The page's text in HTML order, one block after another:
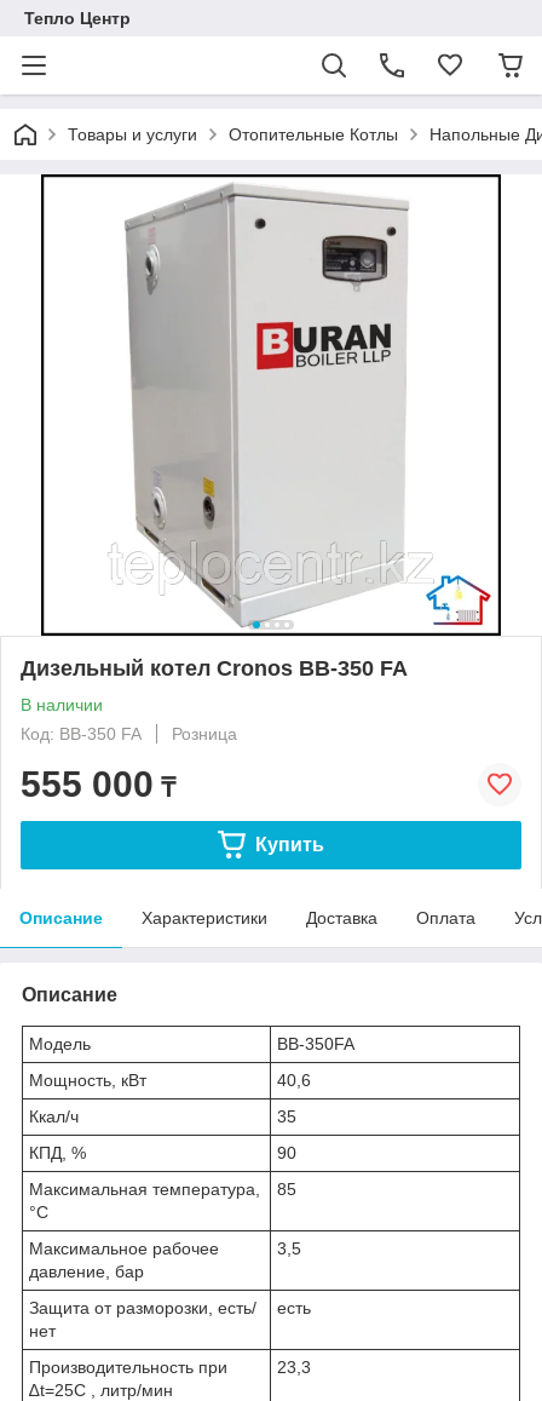
Тепло Центр
Товары и услуги Отопительные Котлы Напольные
Дизельный котел Сronos BB-350 FA
В наличии
Код: BB-350 FA
Розница
555 000 ₸
Купить
Описание Характеристики Доставка Оплата
Описание
Модель
BB-350FA
Мощность, кВт
40,6
Ккал/ч
35
КПД, %
90
Максимальная температура,
°С
85
Максимальное рабочее
давление, бар
3,5
Защита от разморозки, есть/
нет
есть
Производительность при
∆t=25C , литр/мин
23,3